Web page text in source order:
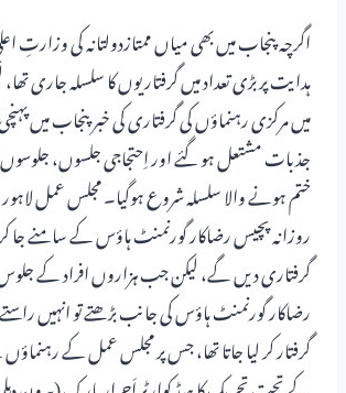
اگرچہ پنجاب میں بھی میاں ممتازدولتانہ کی وزارتِ
ہدایت پر بڑی تعداد میں گرفتاریوں کا سلسلہ جاری
میں مرکزی رہنماؤں کی گرفتاری کی خبر پنجاب میں
جذبات مشتعل ہو گئے اور اِحتجاجی جلسوں، جلوسوں
ختم ہونے والا سلسلہ شروع ہوگیا۔ مجلس عمل لاہور
روزانہ پچیس رضاکار گورنمنٹ ہاؤس کے سامنے جا
گرفتاری دیں گے، لیکن جب ہزاروں افراد کے
رضاکار گورنمنٹ ہاؤس کی جانب بڑھتے تو انہیں
گرفتار کر لیا جاتا تھا، جس پر مجلس عمل کے